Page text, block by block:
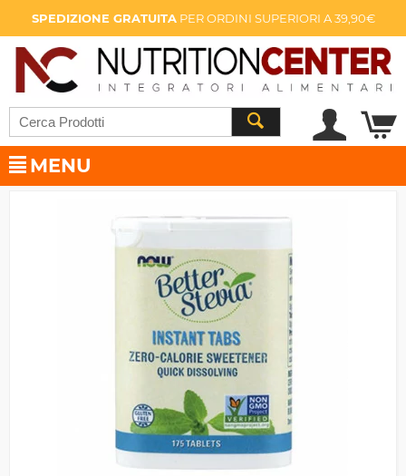
SPEDIZIONE GRATUITAPER ORDINI SUPERIORI A 39,90€
MENU